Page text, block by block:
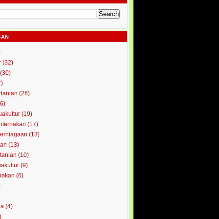
(32)
(30)
(26)
(19)
(17)
(13)
(13)
(10)
(9)
(6)
(4)